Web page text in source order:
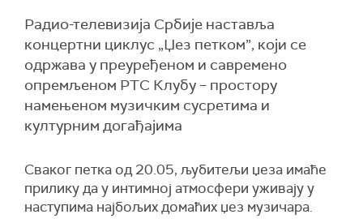
Радио-телевизија Србије наставља
концертни циклус „Џез петком”, који се
одржава у преуређеном и савремено
опремљеном РТС Клубу – простору
намењеном музичким сусретима и
културним догађајима
Сваког петка од 20.05, љубитељи џеза имаће
прилику да у интимној атмосфери уживају у
наступима најбољих домаћих џез музичара.